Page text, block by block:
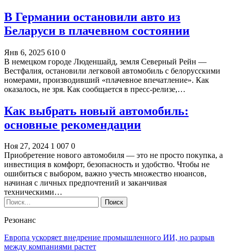
В Германии остановили авто из
Беларуси в плачевном состоянии
Янв 6, 2025 610 0
В немецком городе Люденшайд, земля Северный Рейн —
Вестфалия, остановили легковой автомобиль с белорусскими
номерами, производивший «плачевное впечатление». Как
оказалось, не зря. Как сообщается в пресс-релизе,…
Как выбрать новый автомобиль:
основные рекомендации
Ноя 27, 2024 1 007 0
Приобретение нового автомобиля — это не просто покупка, а
инвестиция в комфорт, безопасность и удобство. Чтобы не
ошибиться с выбором, важно учесть множество нюансов,
начиная с личных предпочтений и заканчивая
техническими…
Резонанс
Европа ускоряет внедрение промышленного ИИ, но разрыв
между компаниями растет